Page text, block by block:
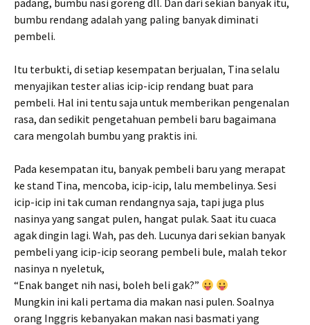
padang, bumbu nasi goreng dll. Dan dari sekian banyak itu,
bumbu rendang adalah yang paling banyak diminati
pembeli.
Itu terbukti, di setiap kesempatan berjualan, Tina selalu
menyajikan tester alias icip-icip rendang buat para
pembeli. Hal ini tentu saja untuk memberikan pengenalan
rasa, dan sedikit pengetahuan pembeli baru bagaimana
cara mengolah bumbu yang praktis ini.
Pada kesempatan itu, banyak pembeli baru yang merapat
ke stand Tina, mencoba, icip-icip, lalu membelinya. Sesi
icip-icip ini tak cuman rendangnya saja, tapi juga plus
nasinya yang sangat pulen, hangat pulak. Saat itu cuaca
agak dingin lagi. Wah, pas deh. Lucunya dari sekian banyak
pembeli yang icip-icip seorang pembeli bule, malah tekor
nasinya n nyeletuk,
“Enak banget nih nasi, boleh beli gak?”
Mungkin ini kali pertama dia makan nasi pulen. Soalnya
orang Inggris kebanyakan makan nasi basmati yang